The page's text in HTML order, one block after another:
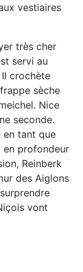
vestiaires
très cher
servi au
Il crochète
sèche
Nice
seconde.
en tant que
en profondeur
Reinberk
des Aiglons
vont